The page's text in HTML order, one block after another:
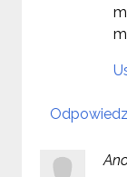
Odpowiedz